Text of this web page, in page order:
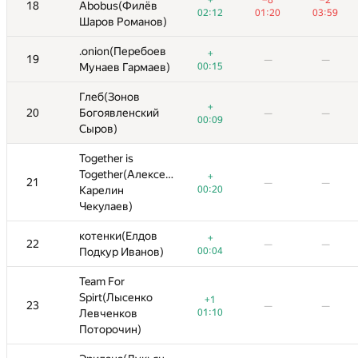
18
Abobus(Филёв
Шаров Романов)
02:12
01:20
03:59
19
.onion(Перебоев
Мунаев Гармаев)
+
00:15
— —
20
Глеб(Зонов
Богоявленский
Сыров)
+
00:09
— —
21
Together is
Together(Алексеев
Карелин
Чекулаев)
+
00:20
— —
22
котенки(Елдов
Подкур Иванов)
+
00:04
— —
23
Team For
Spirt(Лысенко
Левченков
Поторочин)
+1
01:10
— —
02:12
01:20
03:59
03:58
03:58
Гармаев)
+
00:15
— — —
00:09
— — — —
+
00:20
— — —
Иванов)
+
00:04
— — —
+1
01:10
— — —
18
Abobus(Филёв
Шаров Романов)
02:12
01:20
03:59
19
.onion(Перебоев
Мунаев Гармаев)
+
00:15
— —
20
Глеб(Зонов
Богоявленский
Сыров)
+
00:09
— —
21
Together is
Together(Алексеев
Карелин
Чекулаев)
+
00:20
— —
22
котенки(Елдов
Подкур Иванов)
+
00:04
— —
23
Team For
Spirt(Лысенко
Левченков
Поторочин)
+1
01:10
— —